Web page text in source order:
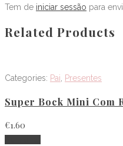
Tem de iniciar sessão para
Related Products
Categories: Pai Presentes
Super Bock Mini Com
€1.60